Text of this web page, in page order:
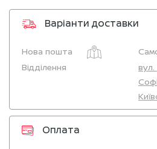
Варіанти доставки
Нова пошта
Відділення
вул.
Оплата